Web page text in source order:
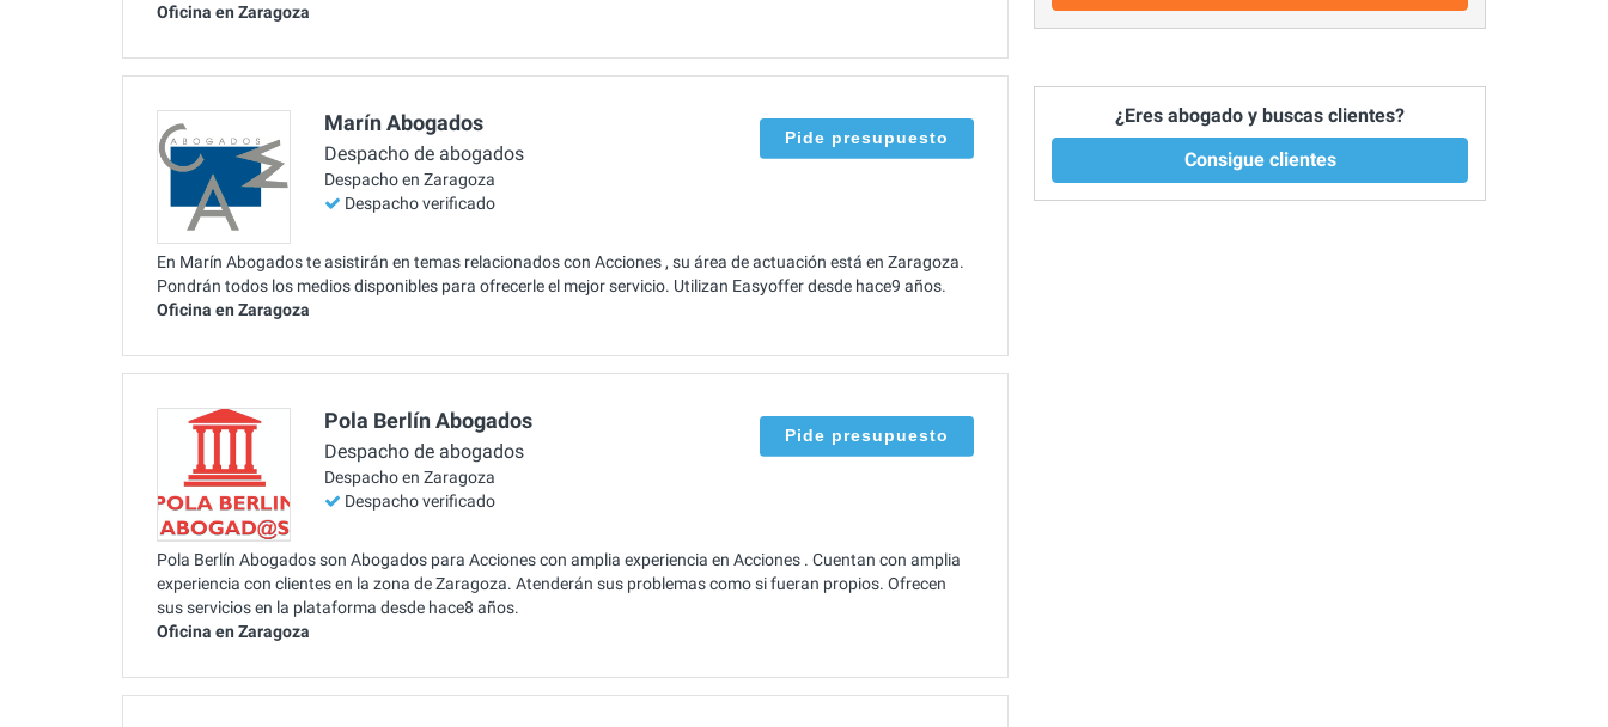
Oficina en Zaragoza
Marín Abogados
Despacho de abogados
Despacho en Zaragoza
Despacho verificado
Pide presupuesto
En Marín Abogados te asistirán en temas relacionados con Acciones , su área de actuación está en Zaragoza.
Pondrán todos los medios disponibles para ofrecerle el mejor servicio. Utilizan Easyoffer desde hace9 años.
Oficina en Zaragoza
Pola Berlín Abogados
Despacho de abogados
Despacho en Zaragoza
Despacho verificado
Pide presupuesto
Pola Berlín Abogados son Abogados para Acciones con amplia experiencia en Acciones . Cuentan con amplia
experiencia con clientes en la zona de Zaragoza. Atenderán sus problemas como si fueran propios. Ofrecen
sus servicios en la plataforma desde hace8 años.
Oficina en Zaragoza
¿Eres abogado y buscas clientes?
Consigue clientes